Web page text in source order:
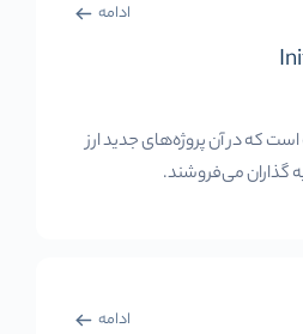
ادامه
که در آن پروژه‌های جدید ارز
گذاران می‌فروشند.
ادامه